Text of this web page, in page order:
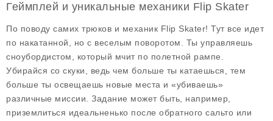
Геймплей и уникальные механики Flip Skater
По поводу самих трюков и механик Flip Skater! Тут все идет
по накатанной, но с веселым поворотом. Ты управляешь
сноубордистом, который мчит по полетной рампе.
Убирайся со скуки, ведь чем больше ты катаешься, тем
больше ты освещаешь новые места и «убиваешь»
различные миссии. Задание может быть, например,
приземлиться идеальненько после обратного сальто или